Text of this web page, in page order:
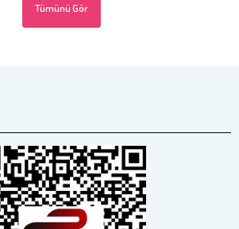
Tümünü Gör